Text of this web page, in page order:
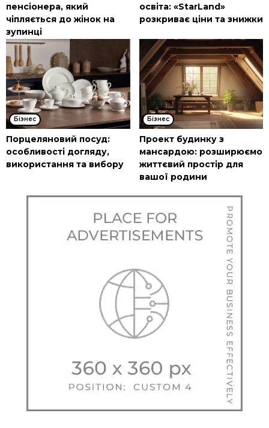
пенсіонера, який
чіпляється до жінок на
зупинці
освіта: «StarLand»
розкриває ціни та знижки
Бізнес
Порцеляновий посуд:
особливості догляду,
використання та вибору
Бізнес
Проект будинку з
мансардою: розширюємо
життєвий простір для
вашої родини